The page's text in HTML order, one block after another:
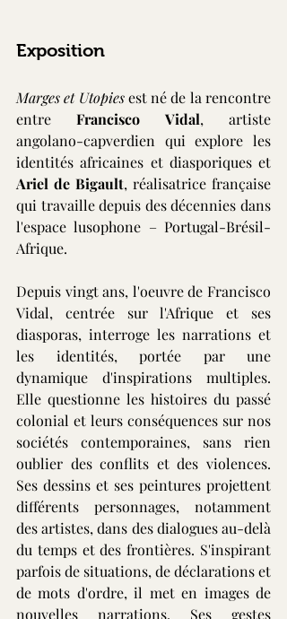
Exposition
Marges et Utopies est né de la rencontre
entre Francisco Vidal, artiste
angolano-capverdien qui explore les
Ariel de Bigault, réalisatrice française
qui travaille depuis des décennies dans
l'espace lusophone – Portugal-Brésil-
Afrique.
Depuis vingt ans, l'oeuvre de Francisco
Vidal, centrée sur l'Afrique et ses
diasporas, interroge les narrations et
les identités, portée par une
dynamique d'inspirations multiples.
Elle questionne les histoires du passé
colonial et leurs conséquences sur nos
sociétés contemporaines, sans rien
oublier des conflits et des violences.
Ses dessins et ses peintures projettent
différents personnages, notamment
des artistes, dans des dialogues au-delà
du temps et des frontières. S'inspirant
parfois de situations, de déclarations et
de mots d'ordre, il met en images de
nouvelles narrations. Ses gestes